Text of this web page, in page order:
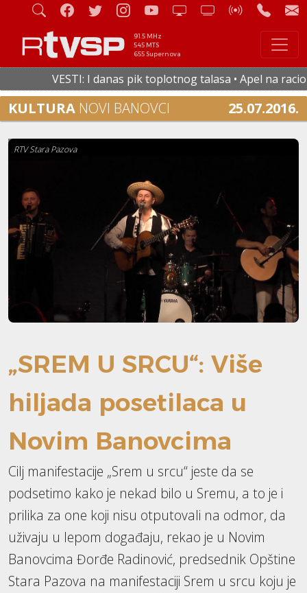
91.5 MHz
545 MTS
655 Supernova
VESTI: I danas pik toplotnog talasa • Apel na
KULTURA NOVI BANOVCI 25.07.2016.
RTV Stara Pazova
„SREM U SRCU“: Više
hiljada posetilaca u
Novim Banovcima
Cilj manifestacije „Srem u srcu“ jeste da se
podsetimo kako je nekad bilo u Sremu, a to je i
prilika za one koji nisu otputovali na odmor, da
uživaju u lepom događaju, rekao je u Novim
Banovcima Đorđe Radinović, predsednik Opštine
Stara Pazova na manifestaciji Srem u srcu koju je